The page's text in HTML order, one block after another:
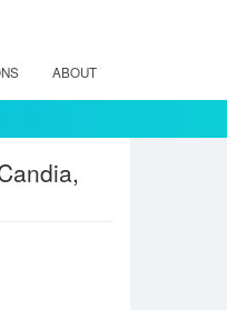
ABOUT